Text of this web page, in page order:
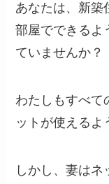
あなたは、新築
部屋でできるよ
ていませんか？
わたしもすべて
ットが使えるよ
しかし、妻は